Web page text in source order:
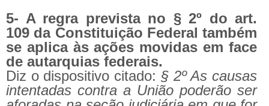
5- A regra prevista no § 2º do art.
109 da Constituição Federal também
se aplica às ações movidas em face
de autarquias federais.
Diz o dispositivo citado: § 2º As causas
intentadas contra a União poderão ser